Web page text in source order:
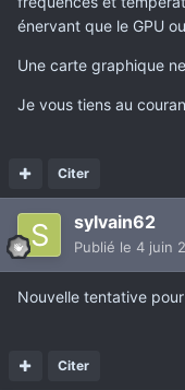
énervant que le GPU
Une carte graphique
Je vous tiens au
Citer
sylvain62
Publié le 4 juin
Nouvelle tentative
Citer